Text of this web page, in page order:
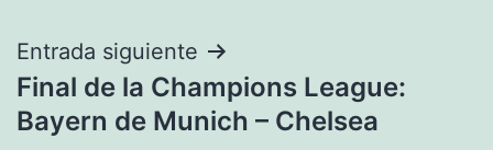
Entrada siguiente
Final de la Champions League:
Bayern de Munich – Chelsea